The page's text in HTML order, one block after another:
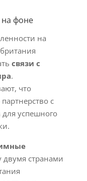
фоне
на
связи с
.
что
с
успешного
двумя странами